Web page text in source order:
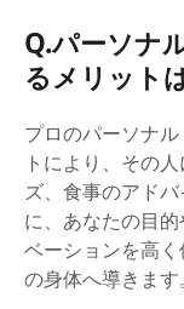
Q.パーソナ
るメリット
プロのパーソナ
トにより、その
ズ、食事のアド
に、あなたの目
ベーションを高
の身体へ導きます。